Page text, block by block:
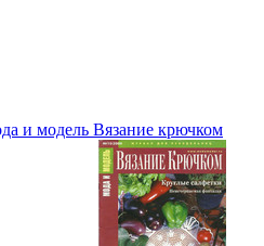
и модель Вязание крючком